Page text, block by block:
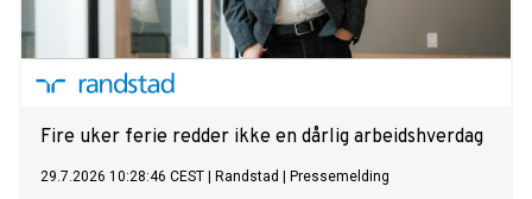
Fire uker ferie redder ikke en dårlig arbeidshverdag
29.7.2026 10:28:46 CEST Randstad Pressemelding